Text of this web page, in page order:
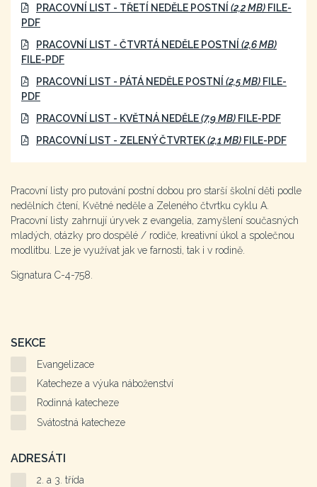
PRACOVNÍ LIST - TŘETÍ NEDĚLE POSTNÍ (2,2 MB) FILE-
PDF
PRACOVNÍ LIST - ČTVRTÁ NEDĚLE POSTNÍ (2,6 MB)
FILE-PDF
PRACOVNÍ LIST - PÁTÁ NEDĚLE POSTNÍ (2,5 MB) FILE-
PDF
PRACOVNÍ LIST - KVĚTNÁ NEDĚLE(7,9 MB) FILE-PDF
PRACOVNÍ LIST - ZELENÝ ČTVRTEK(2,1 MB) FILE-PDF
Pracovní listy pro putování postní dobou pro starší školní děti podle
nedělních čtení, Květné neděle a Zeleného čtvrtku cyklu A.
Pracovní listy zahrnují úryvek z evangelia, zamyšlení současných
mladých, otázky pro dospělé / rodiče, kreativní úkol a společnou
modlitbu. Lze je využívat jak ve farnosti, tak i v rodině.
Signatura C-4-758.
SEKCE
Evangelizace
Katecheze a výuka náboženství
Rodinná katecheze
Svátostná katecheze
ADRESÁTI
2. a 3. třída